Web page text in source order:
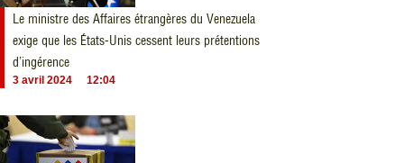
Le ministre des Affaires étrangères du Venezuela
exige que les États-Unis cessent leurs prétentions
d’ingérence
3 avril 2024 12:04